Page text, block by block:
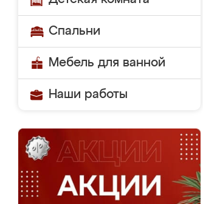
Спальни
Мебель для ванной
Наши работы